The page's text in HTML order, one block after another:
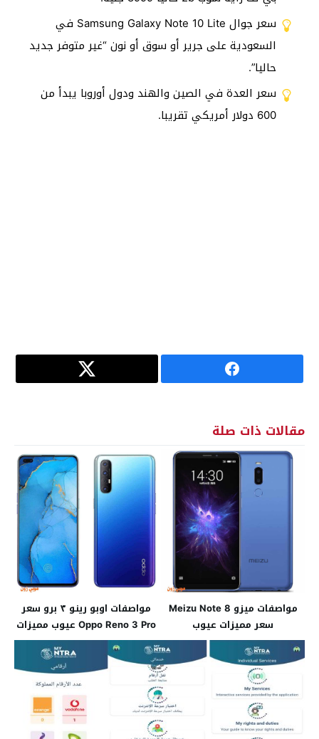
سعر جوال Samsung Galaxy Note 10 Lite في
السعودية على جرير أو سوق أو نون “غير متوفر جديد
حاليا”.
سعر العدة في الصين والهند ودول أوروبا يبدأ من
600 دولار أمريكي تقريبا.
مقالات ذات صلة
مواصفات ميزو Meizu Note 8
سعر مميزات عيوب
مواصفات اوبو رينو ٣ برو سعر
Oppo Reno 3 Pro عيوب مميزات